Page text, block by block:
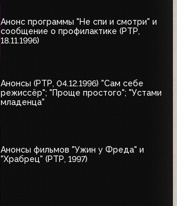
Анонс программы "Не спи и смотри" и
сообщение о профилактике (РТР,
18.11.1996)
Анонсы (РТР, 04.12.1996) "Сам себе
режиссёр"; "Проще простого"; "Устами
младенца"
Анонсы фильмов "Ужин у Фреда" и
"Храбрец" (РТР, 1997)